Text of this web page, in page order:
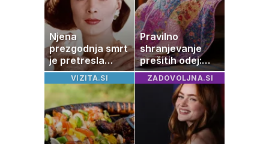
Njena
prezgodnja smrt
je pretresla
modni svet: za
slavo se je
skrivala
tragedija
Pravilno
shranjevanje
prešitih odej:
Kako ohraniti
družinsko
dediščino
VIZITA.SI ZADOVOLJNA.SI